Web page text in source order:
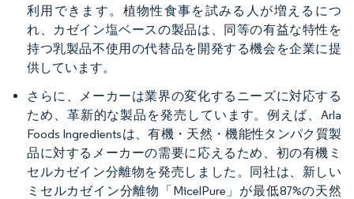
利用できます。植物性食事を試みる人が増えるにつ
れ、カゼイン塩ベースの製品は、同等の有益な特性を
持つ乳製品不使用の代替品を開発する機会を企業に提
供しています。
さらに、メーカーは業界の変化するニーズに対応する
ため、革新的な製品を発売しています。例えば、Arla
Foods Ingredientsは、有機・天然・機能性タンパク質製
品に対するメーカーの需要に応えるため、初の有機ミ
セルカゼイン分離物を発売しました。同社は、新しい
ミセルカゼイン分離物「MicelPure」が最低87%の天然